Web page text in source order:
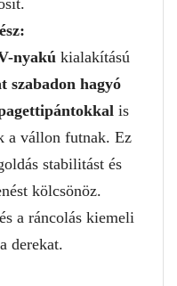
nyakú kialakítású
szabadon hagyó
is
a vállon futnak. Ez
stabilitást és
kölcsönöz.
a ráncolás kiemeli
derekat.